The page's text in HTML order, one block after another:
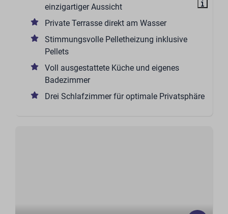
einzigartiger Aussicht
Private Terrasse direkt am Wasser
Stimmungsvolle Pelletheizung inklusive
Pellets
Voll ausgestattete Küche und eigenes
Badezimmer
Drei Schlafzimmer für optimale Privatsphäre